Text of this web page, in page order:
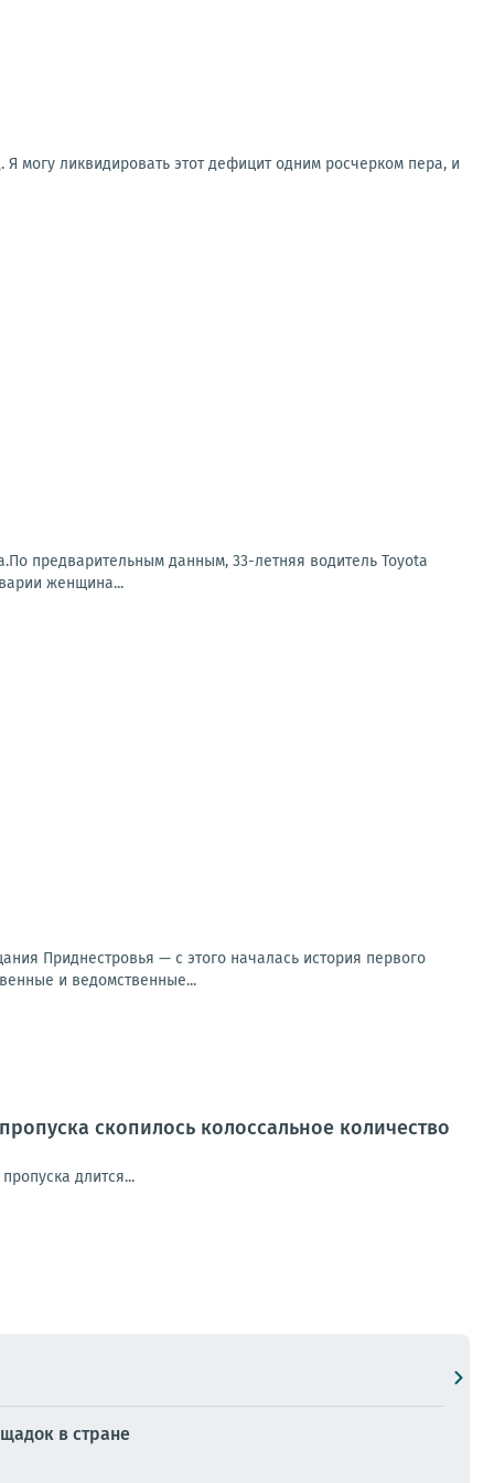
ликвидировать этот дефицит одним росчерком пера, и
предварительным данным, 33-летняя водитель Toyota
женщина...
Приднестровья — с этого началась история первого
и ведомственные...
скопилось колоссальное количество
длится...
в стране